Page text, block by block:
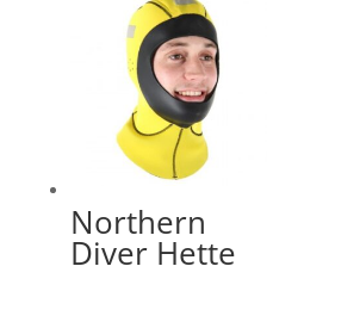
Northern
Diver Hette